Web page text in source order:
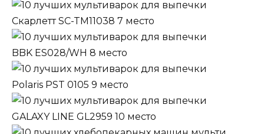
Скарлетт SC-TM11038 7 место
BBK ES028/WH 8 место
Polaris PST 0105 9 место
GALAXY LINE GL2959 10 место